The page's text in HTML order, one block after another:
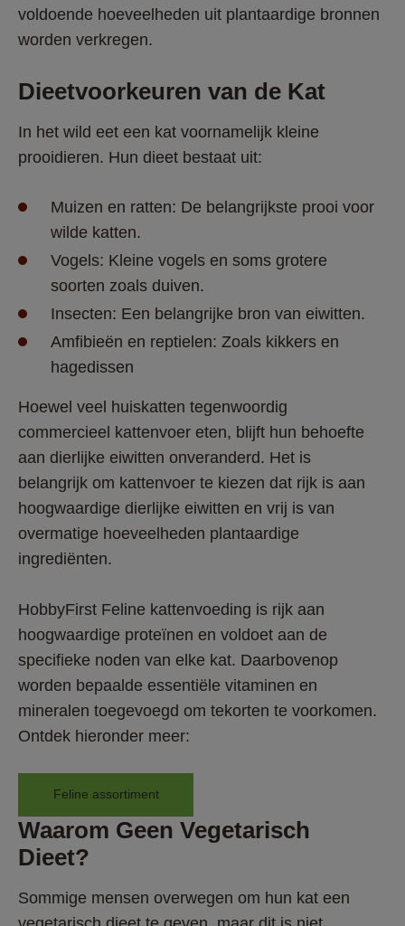
voldoende hoeveelheden uit plantaardige bronnen
worden verkregen.
Dieetvoorkeuren van de Kat
In het wild eet een kat voornamelijk kleine
prooidieren. Hun dieet bestaat uit:
Muizen en ratten: De belangrijkste prooi voor
wilde katten.
Vogels: Kleine vogels en soms grotere
soorten zoals duiven.
Insecten: Een belangrijke bron van eiwitten.
Amfibieën en reptielen: Zoals kikkers en
hagedissen
Hoewel veel huiskatten tegenwoordig
commercieel kattenvoer eten, blijft hun behoefte
aan dierlijke eiwitten onveranderd. Het is
belangrijk om kattenvoer te kiezen dat rijk is aan
hoogwaardige dierlijke eiwitten en vrij is van
overmatige hoeveelheden plantaardige
ingrediënten.
HobbyFirst Feline kattenvoeding is rijk aan
hoogwaardige proteïnen en voldoet aan de
specifieke noden van elke kat. Daarbovenop
worden bepaalde essentiële vitaminen en
mineralen toegevoegd om tekorten te voorkomen.
Ontdek hieronder meer:
Feline assortiment
Waarom Geen Vegetarisch
Dieet?
Sommige mensen overwegen om hun kat een